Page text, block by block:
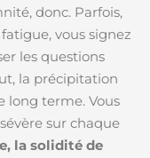
donc. Parfois,
vous signez
les questions
la précipitation
long terme. Vous
sur chaque
la solidité de